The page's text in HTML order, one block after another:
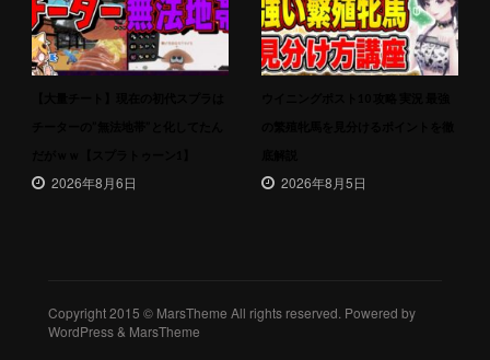
2026年8月6日 2026年8月5日
Copyright 2015 © MarsTheme All rights reserved. Powered by
WordPress & MarsTheme